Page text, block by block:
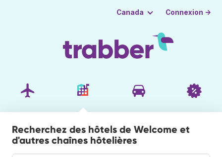
Canada Connexion →
Recherchez des hôtels de Welcome et
d'autres chaînes hôtelières